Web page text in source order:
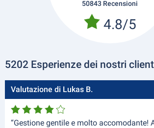
50843 Recensioni
4.8/5
5202 Esperienze dei nostri
Valutazione di Lukas B.
“Gestione gentile e molto accomodante!